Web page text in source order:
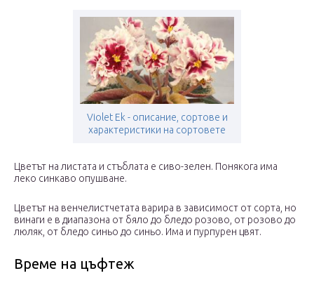
Violet Ek - описание, сортове и
характеристики на сортовете
Цветът на листата и стъблата е сиво-зелен. Понякога има
леко синкаво опушване.
Цветът на венчелистчетата варира в зависимост от сорта, но
винаги е в диапазона от бяло до бледо розово, от розово до
люляк, от бледо синьо до синьо. Има и пурпурен цвят.
Време на цъфтеж